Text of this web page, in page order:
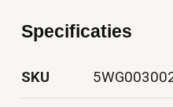
Specificaties
SKU